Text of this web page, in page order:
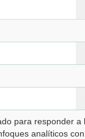
para responder
analíticos